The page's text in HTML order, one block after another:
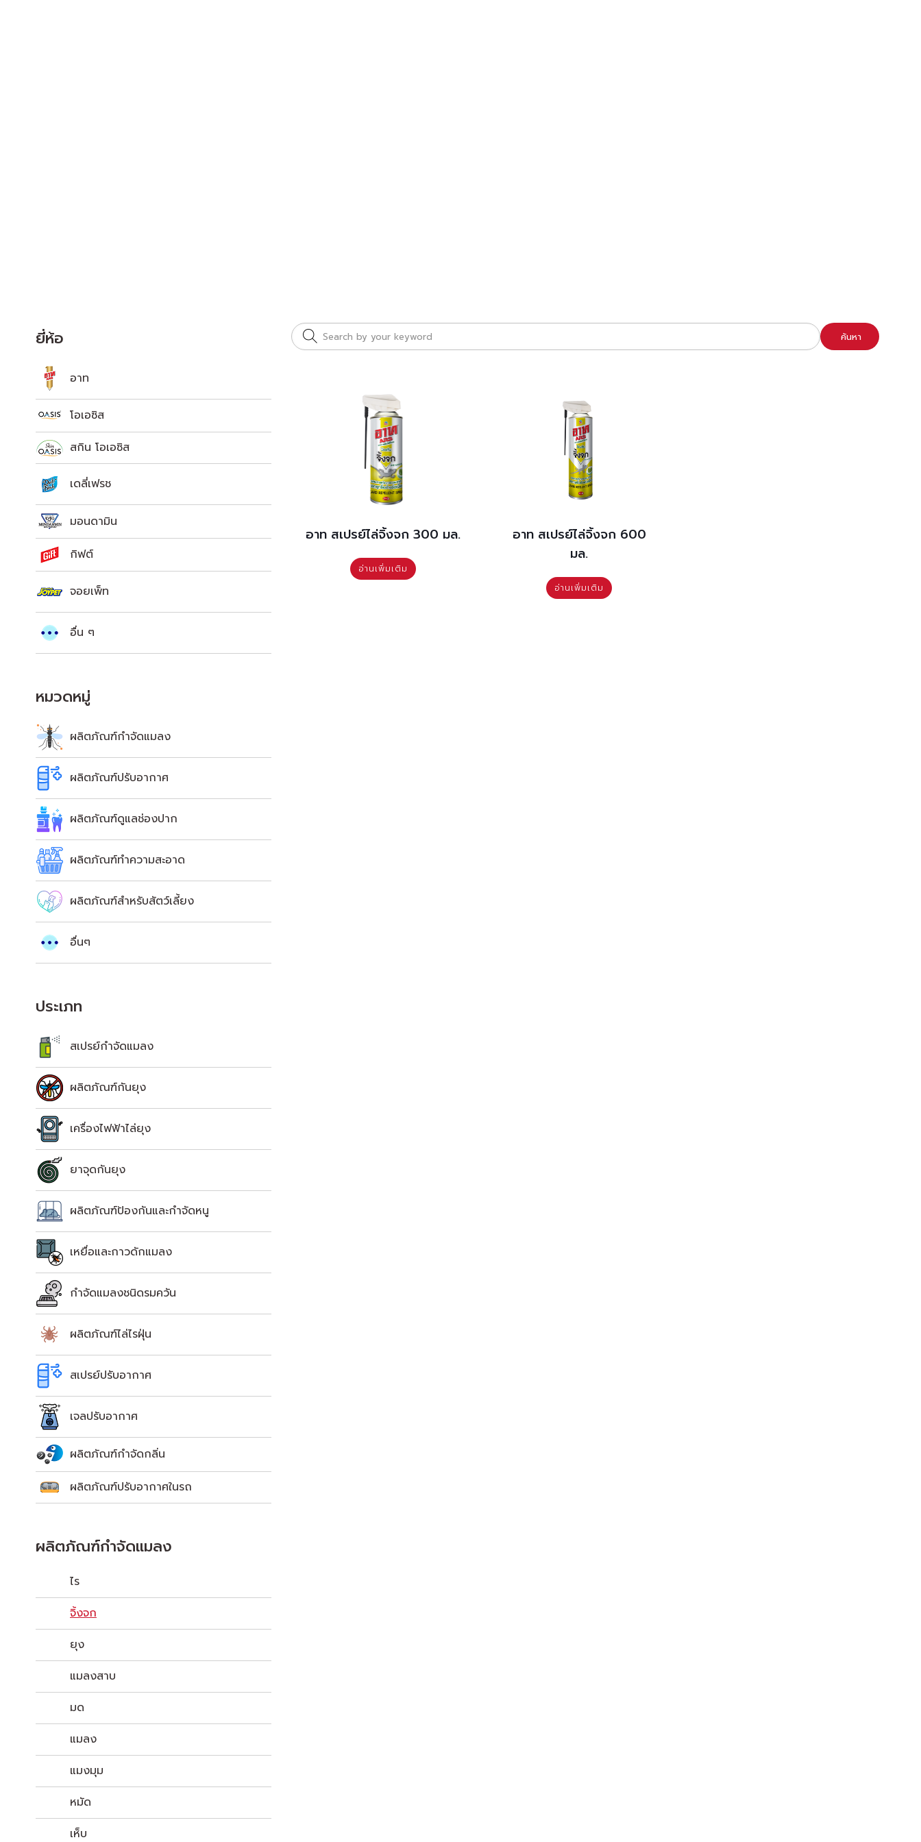
ค้นหา
อาท สเปรย์ไล่จิ้งจก 300 มล.
อ่านเพิ่มเติม
อาท สเปรย์ไล่จิ้งจก 600
มล.
อ่านเพิ่มเติม
ยี่ห้อ
อาท
โอเอซิส
สกิน โอเอซิส
เดลี่เฟรช
มอนดามิน
กิฟต์
จอยเพ็ท
อื่น ๆ
หมวดหมู่
ผลิตภัณฑ์กำจัดแมลง
ผลิตภัณฑ์ปรับอากาศ
ผลิตภัณฑ์ดูแลช่องปาก
ผลิตภัณฑ์ทำความสะอาด
ผลิตภัณฑ์สำหรับสัตว์เลี้ยง
อื่นๆ
ประเภท
สเปรย์กำจัดแมลง
ผลิตภัณฑ์กันยุง
เครื่องไฟฟ้าไล่ยุง
ยาจุดกันยุง
ผลิตภัณฑ์ป้องกันและกำจัดหนู
เหยื่อและกาวดักแมลง
กำจัดแมลงชนิดรมควัน
ผลิตภัณฑ์ไล่ไรฝุ่น
สเปรย์ปรับอากาศ
เจลปรับอากาศ
ผลิตภัณฑ์กำจัดกลิ่น
ผลิตภัณฑ์ปรับอากาศในรถ
ผลิตภัณฑ์กำจัดแมลง
ไร
จิ้งจก
ยุง
แมลงสาบ
มด
แมลง
แมงมุม
หมัด
เห็บ